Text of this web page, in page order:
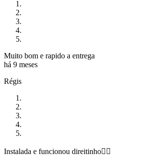
Muito bom e rapido a entrega
há 9 meses
Régis
Instalada e funcionou direitinho👍🏻